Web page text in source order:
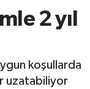
2 yıl
koşullarda
uzatabiliyor